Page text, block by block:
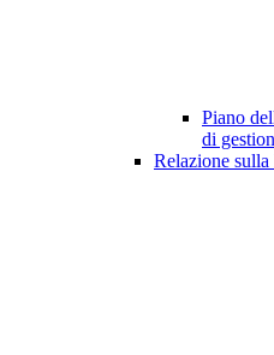
Piano
di
Relazione sulla